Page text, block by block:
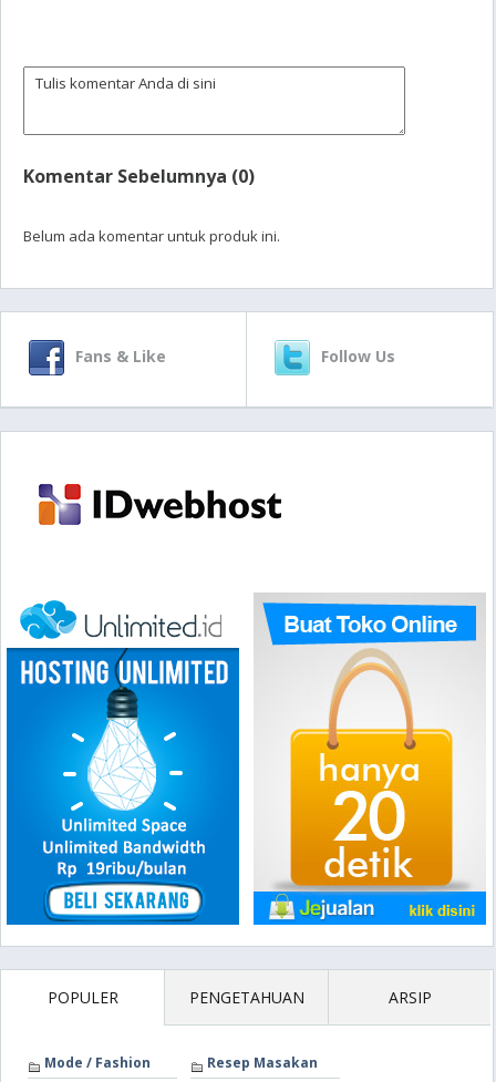
Komentar Sebelumnya (0)
Belum ada komentar untuk produk ini.
Fans & Like Follow Us
POPULER PENGETAHUAN ARSIP
Mode / Fashion
Resep Masakan